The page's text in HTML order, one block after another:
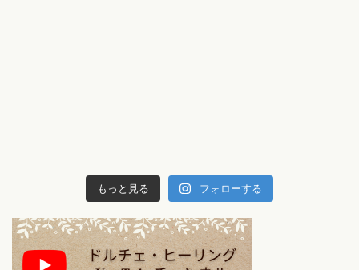
もっと見る フォローする